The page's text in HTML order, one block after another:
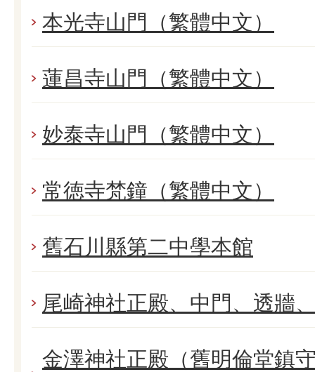
本光寺山門（繁體中文）
蓮昌寺山門（繁體中文）
妙泰寺山門（繁體中文）
常徳寺梵鐘（繁體中文）
舊石川縣第二中學本館
尾崎神社正殿、中門、透牆
金澤神社正殿（舊明倫堂鎮